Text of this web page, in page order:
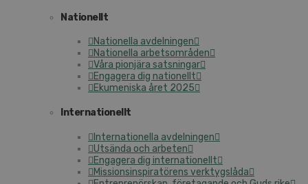
Nationellt
Nationella avdelningen
Nationella arbetsområden
Våra pionjära satsningar
Engagera dig nationellt
Ekumeniska året 2025
Internationellt
Internationella avdelningen
Utsända och arbeten
Engagera dig internationellt
Missionsinspiratörens verktygslåda